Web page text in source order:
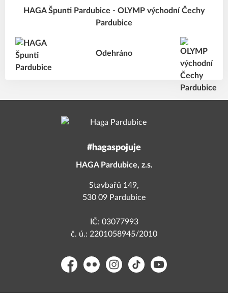
HAGA Špunti Pardubice - OLYMP východní Čechy
Pardubice
Odehráno
#hagaspojuje
HAGA Pardubice, z.s.
Stavbařů 149,
530 09 Pardubice
IČ: 03077993
č. ú.: 2201058945/2010
FacebookFlickr Instagram
TikTok YouTube